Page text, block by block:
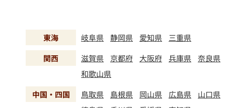
東海 岐阜県 静岡県 愛知県
三重県
関西
滋賀県 京都府 大阪府 兵庫県
奈良県
和歌山県
中国・四国
鳥取県 島根県 岡山県 広島県
山口県